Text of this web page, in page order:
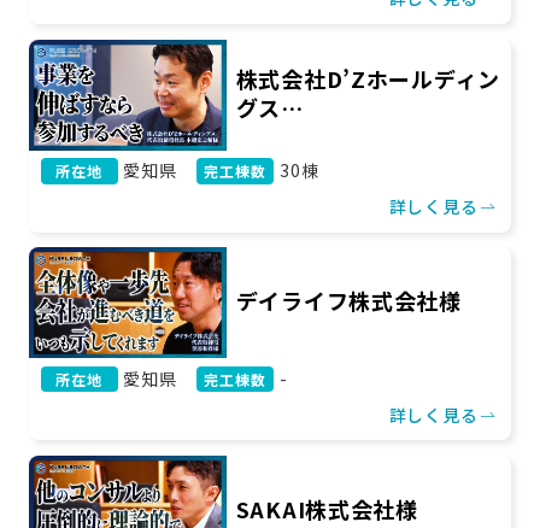
株式会社D’Zホールディン
グス…
所在地 愛知県 完工棟数
30棟
詳しく見る
デイライフ株式会社様
所在地 愛知県 完工棟数
-
詳しく見る
SAKAI株式会社様